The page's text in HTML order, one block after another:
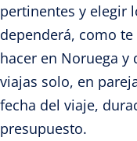
pertinentes y elegir
dependerá, como
hacer en Noruega y
viajas solo, en
fecha del viaje,
presupuesto.